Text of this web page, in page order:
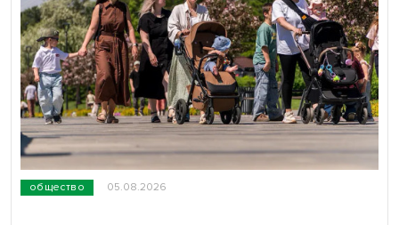
общество 05.08.2026